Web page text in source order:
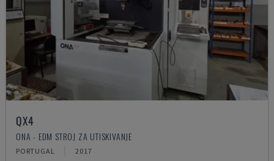
QX4
ONA - EDM STROJ ZA UTISKIVANJE
PORTUGAL 2017